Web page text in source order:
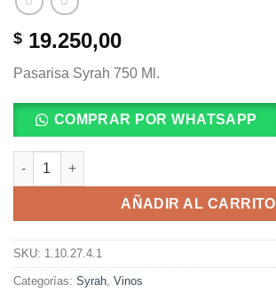
$ 19.250,00
Pasarisa Syrah 750 Ml.
COMPRAR POR WHATSAPP
Pasarisa Syrah 750 Ml. cantidad
AÑADIR AL CARRITO
SKU: 1.10.27.4.1
Categorías: Syrah Vinos